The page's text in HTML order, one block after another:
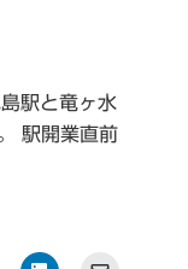
駅と竜ヶ水
駅開業直前